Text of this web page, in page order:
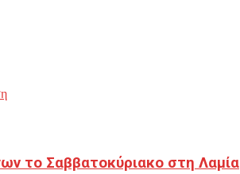
το Σαββατοκύριακο στη Λαμία